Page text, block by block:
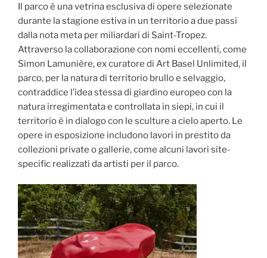
Il parco è una vetrina esclusiva di opere selezionate
durante la stagione estiva in un territorio a due passi
dalla nota meta per miliardari di Saint-Tropez.
Attraverso la collaborazione con nomi eccellenti, come
Simon Lamunière, ex curatore di Art Basel Unlimited, il
parco, per la natura di territorio brullo e selvaggio,
contraddice l’idea stessa di giardino europeo con la
natura irregimentata e controllata in siepi, in cui il
territorio è in dialogo con le sculture a cielo aperto. Le
opere in esposizione includono lavori in prestito da
collezioni private o gallerie, come alcuni lavori site-
specific realizzati da artisti per il parco.